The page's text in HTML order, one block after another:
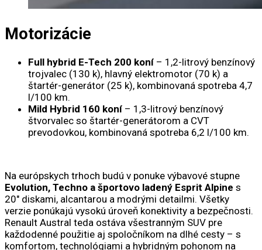
Motorizácie
Full hybrid E-Tech 200 koní – 1,2-litrový benzínový
trojvalec (130 k), hlavný elektromotor (70 k) a
štartér-generátor (25 k), kombinovaná spotreba 4,7
l/100 km.
Mild Hybrid 160 koní – 1,3-litrový benzínový
štvorvalec so štartér-generátorom a CVT
prevodovkou, kombinovaná spotreba 6,2 l/100 km.
Na európskych trhoch budú v ponuke výbavové stupne
Evolution, Techno a športovo ladený Esprit Alpine s
20″ diskami, alcantarou a modrými detailmi. Všetky
verzie ponúkajú vysokú úroveň konektivity a bezpečnosti.
Renault Austral teda ostáva všestranným SUV pre
každodenné použitie aj spoločníkom na dlhé cesty – s
komfortom, technológiami a hybridným pohonom na